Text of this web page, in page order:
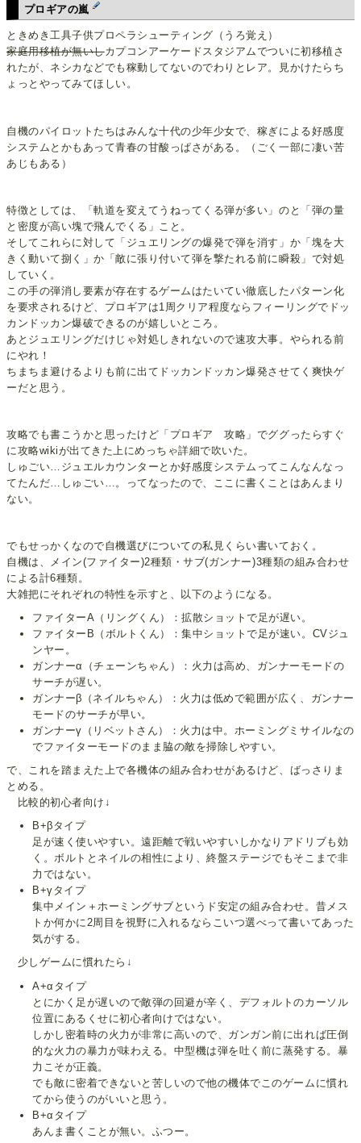
プロギアの嵐
ときめき工具子供プロペラシューティング（うろ覚え）
家庭用移植が無いしカプコンアーケードスタジアムでついに初移植さ
れたが、ネシカなどでも稼動してないのでわりとレア。見かけたらち
ょっとやってみてほしい。
自機のパイロットたちはみんな十代の少年少女で、稼ぎによる好感度
システムとかもあって青春の甘酸っぱさがある。（ごく一部に凄い苦
あじもある）
特徴としては、「軌道を変えてうねってくる弾が多い」のと「弾の量
と密度が高い塊で飛んでくる」こと。
そしてこれらに対して「ジュエリングの爆発で弾を消す」か「塊を大
きく動いて捌く」か「敵に張り付いて弾を撃たれる前に瞬殺」で対処
していく。
この手の弾消し要素が存在するゲームはたいてい徹底したパターン化
を要求されるけど、プロギアは1周クリア程度ならフィーリングでドッ
カンドッカン爆破できるのが嬉しいところ。
あとジュエリングだけじゃ対処しきれないので速攻大事。やられる前
にやれ！
ちまちま避けるよりも前に出てドッカンドッカン爆発させてく爽快ゲ
ーだと思う。
攻略でも書こうかと思ったけど「プロギア 攻略」でググったらすぐ
に攻略wikiが出てきた上にめっちゃ詳細で吹いた。
しゅごい…ジュエルカウンターとか好感度システムってこんなんなっ
てたんだ…しゅごい…。ってなったので、ここに書くことはあんまり
ない。
でもせっかくなので自機選びについての私見くらい書いておく。
自機は、メイン(ファイター)2種類・サブ(ガンナー)3種類の組み合わせ
による計6種類。
大雑把にそれぞれの特性を示すと、以下のようになる。
ファイターA（リングくん）：拡散ショットで足が遅い。
ファイターB（ボルトくん）：集中ショットで足が速い。CVジュ
ンヤー。
ガンナーα（チェーンちゃん）：火力は高め、ガンナーモードの
サーチが遅い。
ガンナーβ（ネイルちゃん）：火力は低めで範囲が広く、ガンナー
モードのサーチが早い。
ガンナーγ（リベットさん）：火力は中。ホーミングミサイルなの
でファイターモードのまま脇の敵を掃除しやすい。
で、これを踏まえた上で各機体の組み合わせがあるけど、ばっさりま
とめる。
比較的初心者向け↓
B+βタイプ
足が速く使いやすい。遠距離で戦いやすいしかなりアドリブも効
く。ボルトとネイルの相性により、終盤ステージでもそこまで非
力ではない。
B+γタイプ
集中メイン＋ホーミングサブというド安定の組み合わせ。昔メス
トか何かに2周目を視野に入れるならこいつ選べって書いてあった
気がする。
少しゲームに慣れたら↓
A+αタイプ
とにかく足が遅いので敵弾の回避が辛く、デフォルトのカーソル
位置にあるくせに初心者向けではない。
しかし密着時の火力が非常に高いので、ガンガン前に出れば圧倒
的な火力の暴力が味わえる。中型機は弾を吐く前に蒸発する。暴
力こそが正義。
でも敵に密着できないと苦しいので他の機体でこのゲームに慣れ
てから使うのがいいと思う。
B+αタイプ
あんま書くことが無い。ふつー。